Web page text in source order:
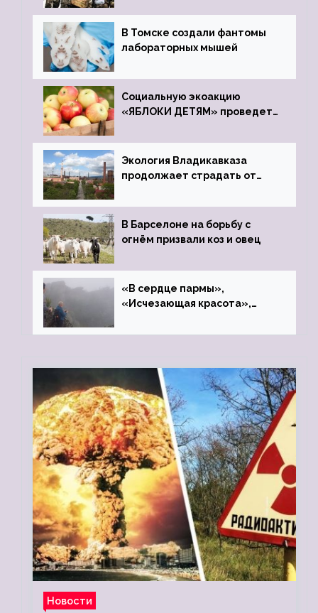
В Томске создали фантомы
лабораторных мышей
Социальную экоакцию
«ЯБЛОКИ ДЕТЯМ» проведет
Экология Владикавказа
продолжает страдать от
В Барселоне на борьбу с
огнём призвали коз и овец
«В сердце пармы»,
«Исчезающая красота»,
Новости